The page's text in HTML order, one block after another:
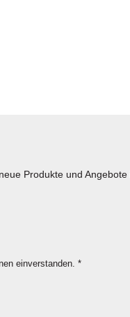
Produkte und Angebote
einverstanden. *